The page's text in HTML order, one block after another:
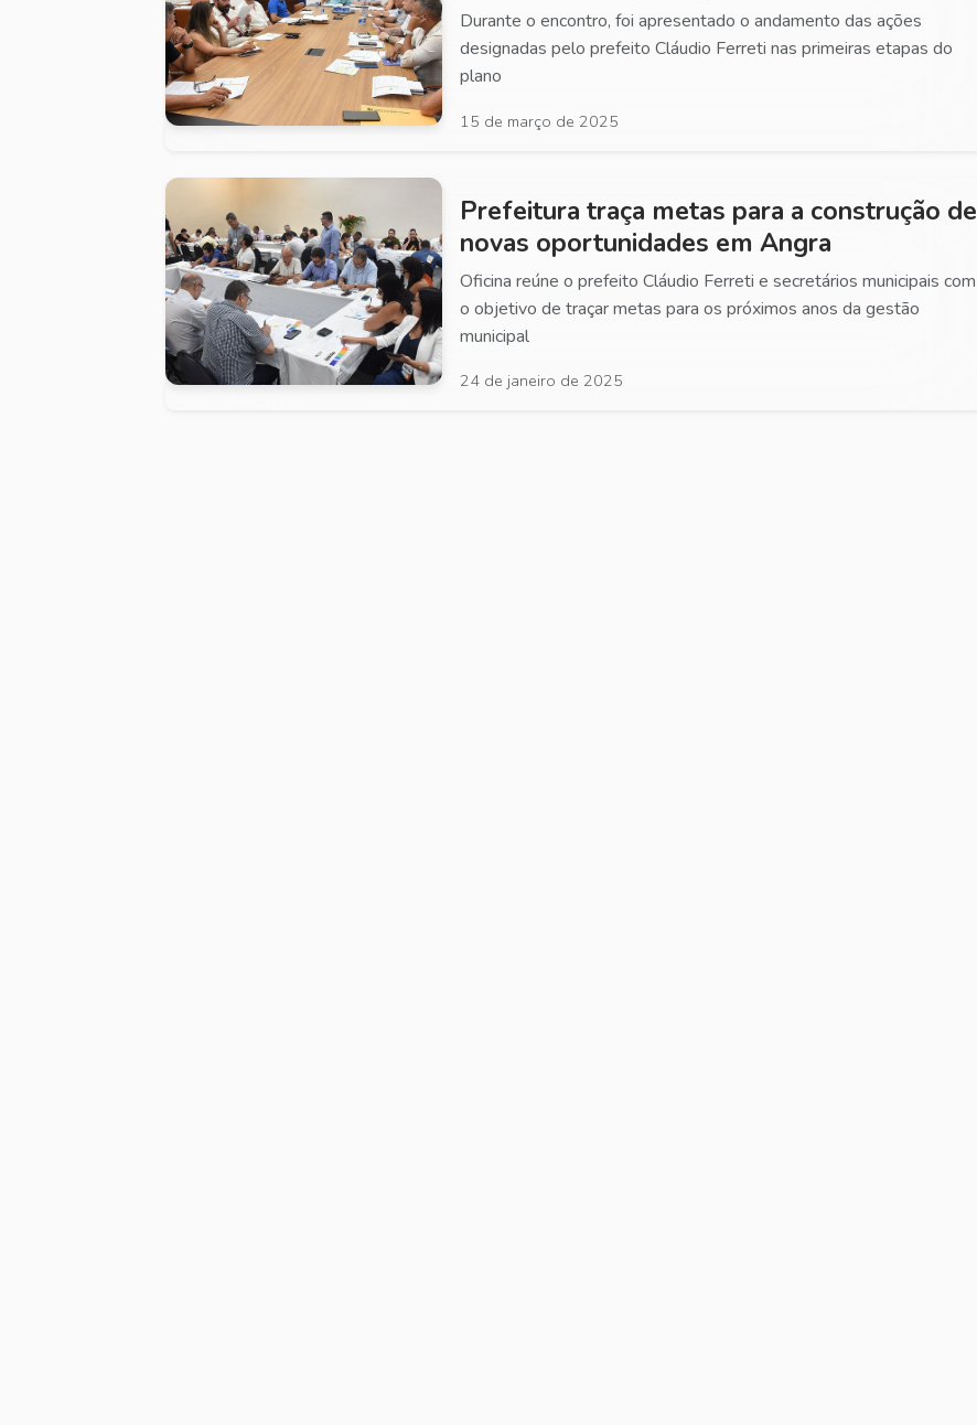
Durante o encontro, foi apresentado o andamento das ações
designadas pelo prefeito Cláudio Ferreti nas primeiras etapas do
plano
15 de março de 2025
Prefeitura traça metas para a construção de
novas oportunidades em Angra
Oficina reúne o prefeito Cláudio Ferreti e secretários municipais com
o objetivo de traçar metas para os próximos anos da gestão
municipal
24 de janeiro de 2025